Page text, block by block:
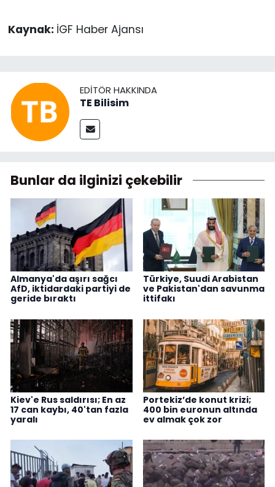
Kaynak: İGF Haber Ajansı
EDITÖR HAKKINDA
TE Bilisim
Bunlar da ilginizi çekebilir
Almanya'da aşırı sağcı
AfD, iktidardaki partiyi de
geride bıraktı
Türkiye, Suudi Arabistan
ve Pakistan'dan savunma
ittifakı
Kiev'e Rus saldırısı; En az
17 can kaybı, 40'tan fazla
yaralı
Portekiz’de konut krizi;
400 bin euronun altında
ev almak çok zor